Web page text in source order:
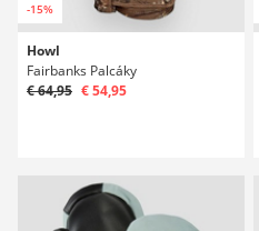
-15%
Howl
Fairbanks Palcáky
€ 64,95 € 54,95